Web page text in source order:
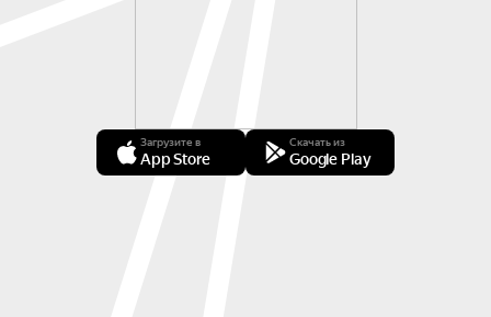
Загрузите в
App Store
Скачать из
Google Play